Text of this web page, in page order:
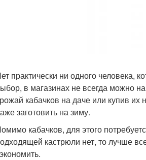
практически ни одного человека,
в магазинах не всегда можно
кабачков на даче или купив
заготовить на зиму.
кабачков, для этого
кастрюли нет, то лучше